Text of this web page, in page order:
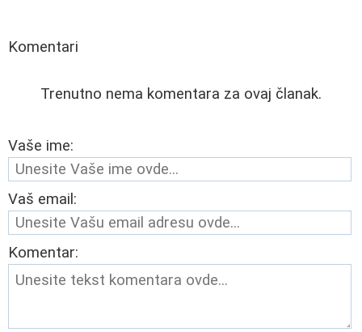
Komentari
Trenutno nema komentara za ovaj članak.
Vaše ime:
Vaš email:
Komentar: